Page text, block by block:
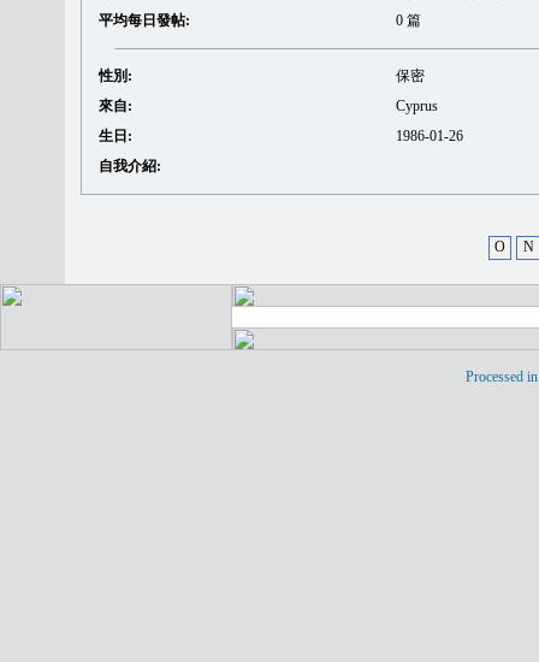
平均每日發帖:
0 篇
性別:
保密
來自:
Cyprus
生日:
1986-01-26
自我介紹:
O N
Processed